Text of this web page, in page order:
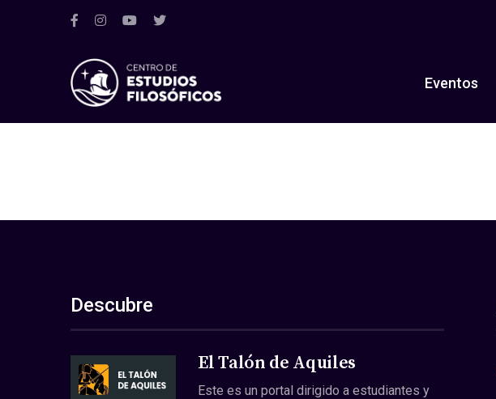
Eventos
Descubre
El Talón de Aquiles
Este es un portal dirigido a estudiantes y